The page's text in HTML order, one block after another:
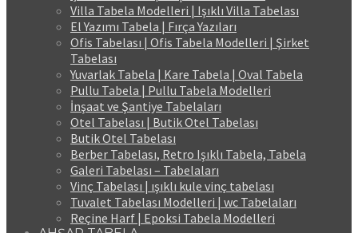
Villa Tabela Modelleri | Işıklı Villa Tabelası
El Yazımı Tabela | Fırça Yazıları
Ofis Tabelası | Ofis Tabela Modelleri | Şirket
Tabelası
Yuvarlak Tabela | Kare Tabela | Oval Tabela
Pullu Tabela | Pullu Tabela Modelleri
İnşaat ve Şantiye Tabelaları
Otel Tabelası | Butik Otel Tabelası
Butik Otel Tabelası
Berber Tabelası, Retro Işıklı Tabela, Tabela
Galeri Tabelası – Tabelaları
Vinç Tabelası | ışıklı kule vinç tabelası
Tuvalet Tabelası Modelleri | wc Tabelaları
Reçine Harf | Epoksi Tabela Modelleri